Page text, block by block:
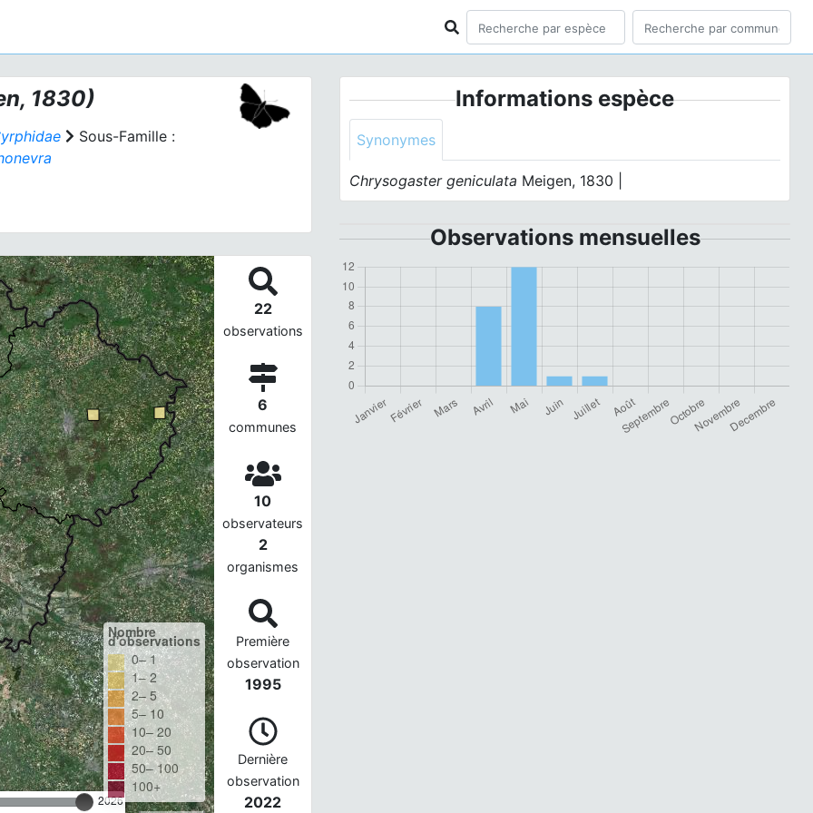
1830)
Sous-Famille :
2026
Nombre
d'observations
0– 1
1– 2
2– 5
5– 10
10– 20
20– 50
50– 100
100+
22
observations
6
communes
10
observateurs
2
organismes
Première
observation
1995
Dernière
observation
2022
Informations espèce
Synonymes
Chrysogaster geniculata Meigen, 1830 |
Observations mensuelles